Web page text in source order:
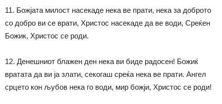
11. Божјата милост насекаде нека ве прати, нека за доброто
со добро ви се врати, Христос насекаде да ве води, Среќен
Божик, Христос се роди.
12. Денешниот блажен ден нека ви биде радосен! Божиќ
вратата да ви ја злати, секогаш среќа нека ве прати. Ангел
срцето кон љубов нека го води, мир божји, Христос се роди!